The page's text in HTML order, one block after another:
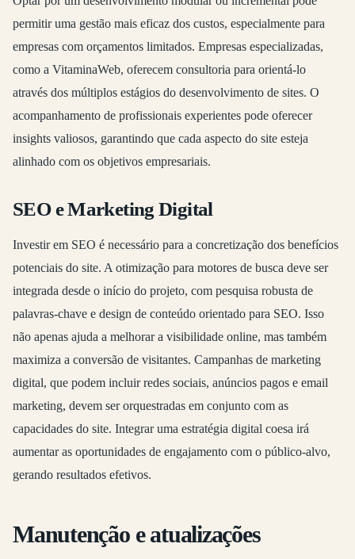
permitir uma gestão mais eficaz dos custos, especialmente para
empresas com orçamentos limitados. Empresas especializadas,
como a VitaminaWeb, oferecem consultoria para orientá-lo
através dos múltiplos estágios do desenvolvimento de sites. O
acompanhamento de profissionais experientes pode oferecer
insights valiosos, garantindo que cada aspecto do site esteja
alinhado com os objetivos empresariais.
SEO e Marketing Digital
Investir em SEO é necessário para a concretização dos benefícios
potenciais do site. A otimização para motores de busca deve ser
integrada desde o início do projeto, com pesquisa robusta de
palavras-chave e design de conteúdo orientado para SEO. Isso
não apenas ajuda a melhorar a visibilidade online, mas também
maximiza a conversão de visitantes. Campanhas de marketing
digital, que podem incluir redes sociais, anúncios pagos e email
marketing, devem ser orquestradas em conjunto com as
capacidades do site. Integrar uma estratégia digital coesa irá
aumentar as oportunidades de engajamento com o público-alvo,
gerando resultados efetivos.
Manutenção e atualizações